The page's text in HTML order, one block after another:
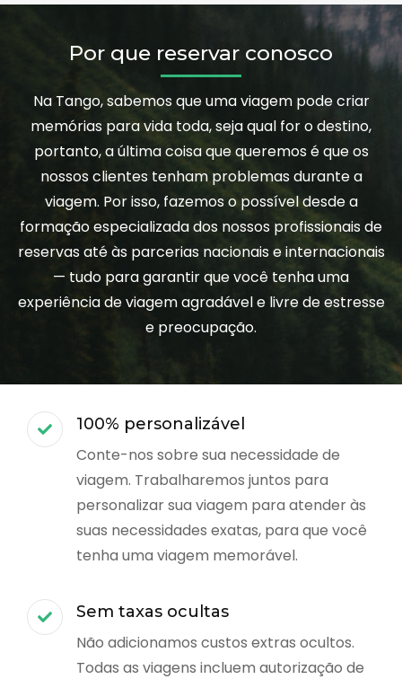
Por que reservar conosco
Na Tango, sabemos que uma viagem pode criar
memórias para vida toda, seja qual for o destino,
portanto, a última coisa que queremos é que os
nossos clientes tenham problemas durante a
viagem. Por isso, fazemos o possível desde a
formação especializada dos nossos profissionais de
reservas até às parcerias nacionais e internacionais
— tudo para garantir que você tenha uma
experiência de viagem agradável e livre de estresse
e preocupação.
100% personalizável
Conte-nos sobre sua necessidade de
viagem. Trabalharemos juntos para
personalizar sua viagem para atender às
suas necessidades exatas, para que você
tenha uma viagem memorável.
Sem taxas ocultas
Não adicionamos custos extras ocultos.
Todas as viagens incluem autorização de